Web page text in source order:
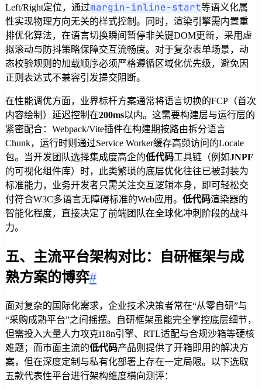
Left/Right定位，通过margin-inline-start等语义化属
性实现物理方向无关的样式控制。同时，渲染引擎需内置重
排优化算法，在语言切换瞬间暂停非关键DOM更新，采用虚
拟滚动与防抖策略保障交互流畅度。对于复杂表单场景，动
态校验规则的加载顺序必须严格遵循区域化优先级，避免因
正则表达式不兼容引发提交阻断。
在性能调优方面，业界标杆方案通常将语言切换的FCP（首次
内容绘制）延迟控制在200ms以内。这需要构建层与运行层的
紧密配合：Webpack/Vite插件在构建期按路由拆分语言
Chunk，运行时则通过Service Worker缓存高频访问的Locale
包。当开发团队选择集成度高企的低代码工具链（例如JNPF
的可视化组件库）时，此类繁琐的底层优化往往已被封装为
标准能力，业务开发者只需关注交互逻辑本身，即可轻松交
付符合W3C多语言无障碍标准的Web应用。 低代码渲染器的
智能化程度，直接决定了前端团队在全球化冲刺阶段的战斗
力。
五、主流平台架构对比：自研框架与成
熟方案的博弈#
面对复杂的国际化需求，企业技术决策者常在“从零自研”与
“采购成熟平台”之间摇摆。自研框架虽能完全掌控底层细节，
但需投入大量人力攻克i18n引擎、RTL适配与合规沙箱等硬核
难题；而市面主流的低代码产品则提供了开箱即用的解决方
案，但在深度定制与私有化部署上存在一定局限。以下选取
五款代表性平台进行架构维度横向测评：